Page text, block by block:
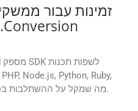
cURL ו-Go, מה שמקל על ההשתלבות בסביבות פיתוח שונות.